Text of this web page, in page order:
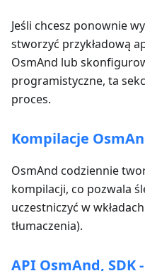
Jeśli chcesz ponownie
stworzyć przykładową
OsmAnd lub
programistyczne, ta
proces.
Kompilacje
OsmAnd codziennie
kompilacji, co pozwala
uczestniczyć w
tłumaczenia).
API OsmAnd, SDK